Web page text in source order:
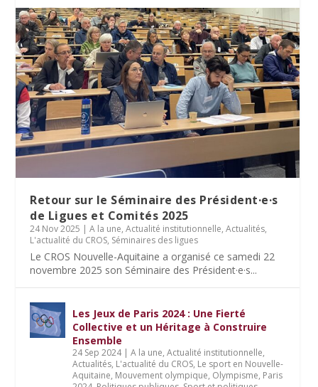
Retour sur le Séminaire des Président·e·s
de Ligues et Comités 2025
24 Nov 2025 |A la une,Actualité institutionnelle,Actualités,
L'actualité du CROS, Séminaires des ligues
Le CROS Nouvelle-Aquitaine a organisé ce samedi 22
novembre 2025 son Séminaire des Président·e·s...
Les Jeux de Paris 2024 : Une Fierté
Collective et un Héritage à Construire
Ensemble
24 Sep 2024|A la une,Actualité institutionnelle,
Actualités, L'actualité du CROS, Le sport en Nouvelle-
Aquitaine, Mouvement olympique, Olympisme, Paris